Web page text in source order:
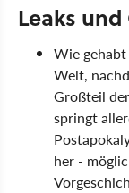
Leaks
Wie
Welt,
Großteil
springt
her -